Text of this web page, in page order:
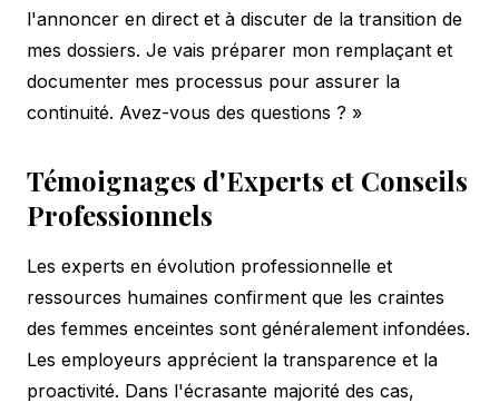
l'annoncer en direct et à discuter de la transition de
mes dossiers. Je vais préparer mon remplaçant et
documenter mes processus pour assurer la
continuité. Avez-vous des questions ? »
Témoignages d'Experts et Conseils
Professionnels
Les experts en évolution professionnelle et
ressources humaines confirment que les craintes
des femmes enceintes sont généralement infondées.
Les employeurs apprécient la transparence et la
proactivité. Dans l'écrasante majorité des cas,